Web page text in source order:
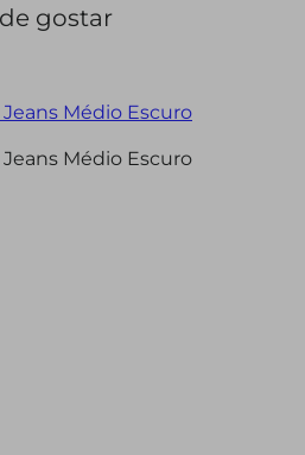
que transitam entre o
gostar
Médio Escuro